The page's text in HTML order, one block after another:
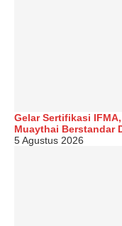
Gelar Sertifikasi
Muaythai Berstandar
5 Agustus 2026